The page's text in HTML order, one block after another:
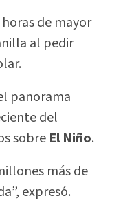
de mayor
al pedir
panorama
del
sobre El Niño.
más de
expresó.